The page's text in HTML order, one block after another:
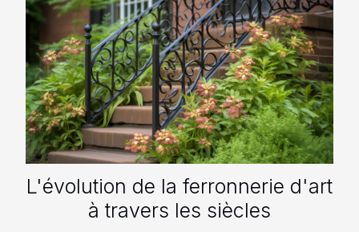
L'évolution de la ferronnerie d'art
à travers les siècles